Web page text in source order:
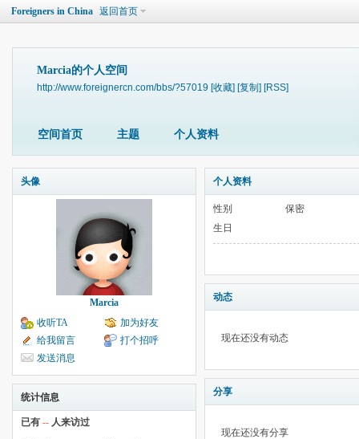
Foreigners in China 返回首页
Marcia的个人空间
http://www.foreignercn.com/bbs/?57019 [收藏] [复制] [RSS]
空间首页 主题 个人资料
头像
Marcia
收听TA
加为好友
给我留言
打个招呼
发送消息
统计信息
已有 -- 人来访过
个人资料
性别
保密
生日
动态
现在还没有动态
分享
现在还没有分享